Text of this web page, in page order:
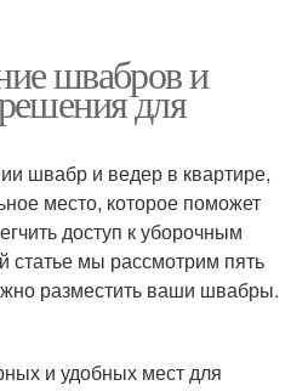
швабров и
для
швабр и ведер в квартире,
место, которое поможет
доступ к уборочным
статье мы рассмотрим пять
разместить ваши швабры.
и удобных мест для